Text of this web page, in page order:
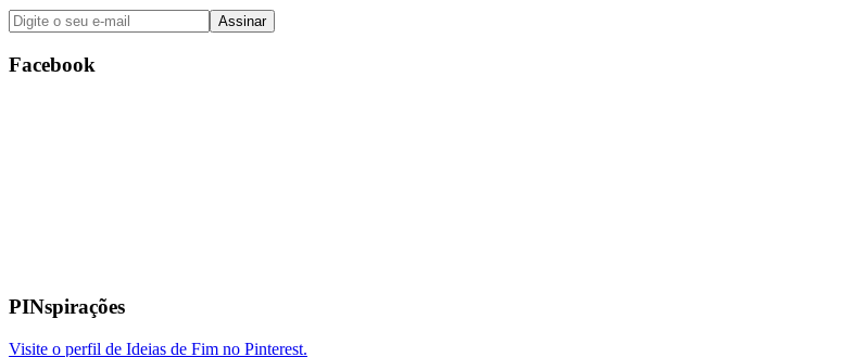
Facebook
PINspirações
Visite o perfil de Ideias de Fim no Pinterest.